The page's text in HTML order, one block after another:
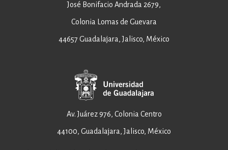
José Bonifacio Andrada 2679,
Colonia Lomas de Guevara
44657 Guadalajara, Jalisco, México
Av. Juárez 976, Colonia Centro
44100, Guadalajara, Jalisco, México